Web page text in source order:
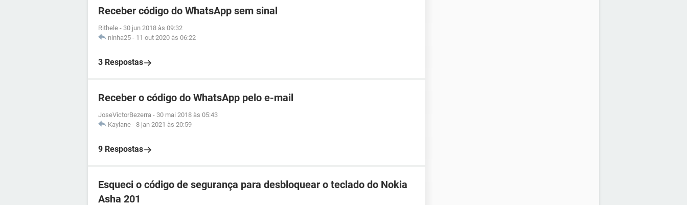
Receber código do WhatsApp sem sinal
Rithele - 30 jun 2018 às 09:32
ninha25 - 11 out 2020 às 06:22
3 Respostas
Receber o código do WhatsApp pelo e-mail
JoseVictorBezerra - 30 mai 2018 às 05:43
Kaylane - 8 jan 2021 às 20:59
9 Respostas
Esqueci o código de segurança para desbloquear o teclado do Nokia
Asha 201